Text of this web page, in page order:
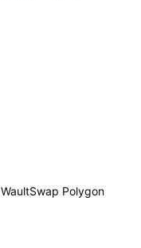
WaultSwap Polygon